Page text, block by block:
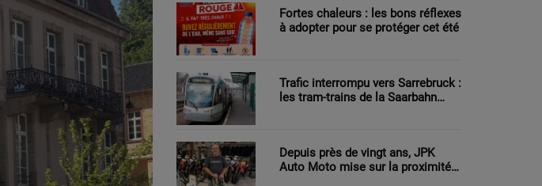
Fortes chaleurs : les bons réflexes
à adopter pour se protéger cet été
Trafic interrompu vers Sarrebruck :
les tram-trains de la Saarbahn
Depuis près de vingt ans, JPK
Auto Moto mise sur la proximité